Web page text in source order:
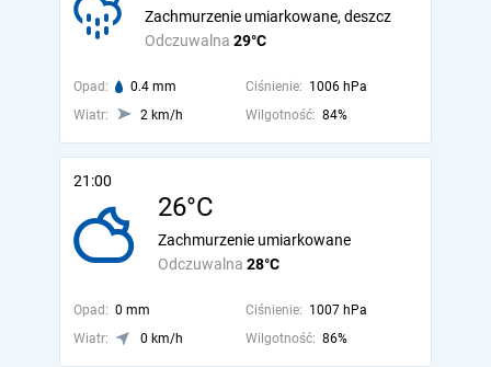
Odczuwalna 29°C
Zachmurzenie umiarkowane, deszcz
Opad: 0.4 mm Ciśnienie: 1006 hPa
Wiatr:
2 km/h Wilgotność: 84%
21:00
26°C
Odczuwalna 28°C
Zachmurzenie umiarkowane
Opad: 0 mm Ciśnienie: 1007 hPa
Wiatr:
0 km/h Wilgotność: 86%